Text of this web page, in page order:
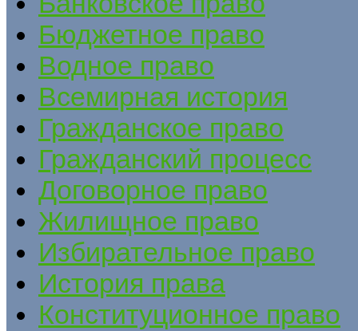
Бюджетное право
Водное право
Всемирная история
Гражданское право
Гражданский процесс
Договорное право
Жилищное право
Избирательное право
История права
Конституционное право